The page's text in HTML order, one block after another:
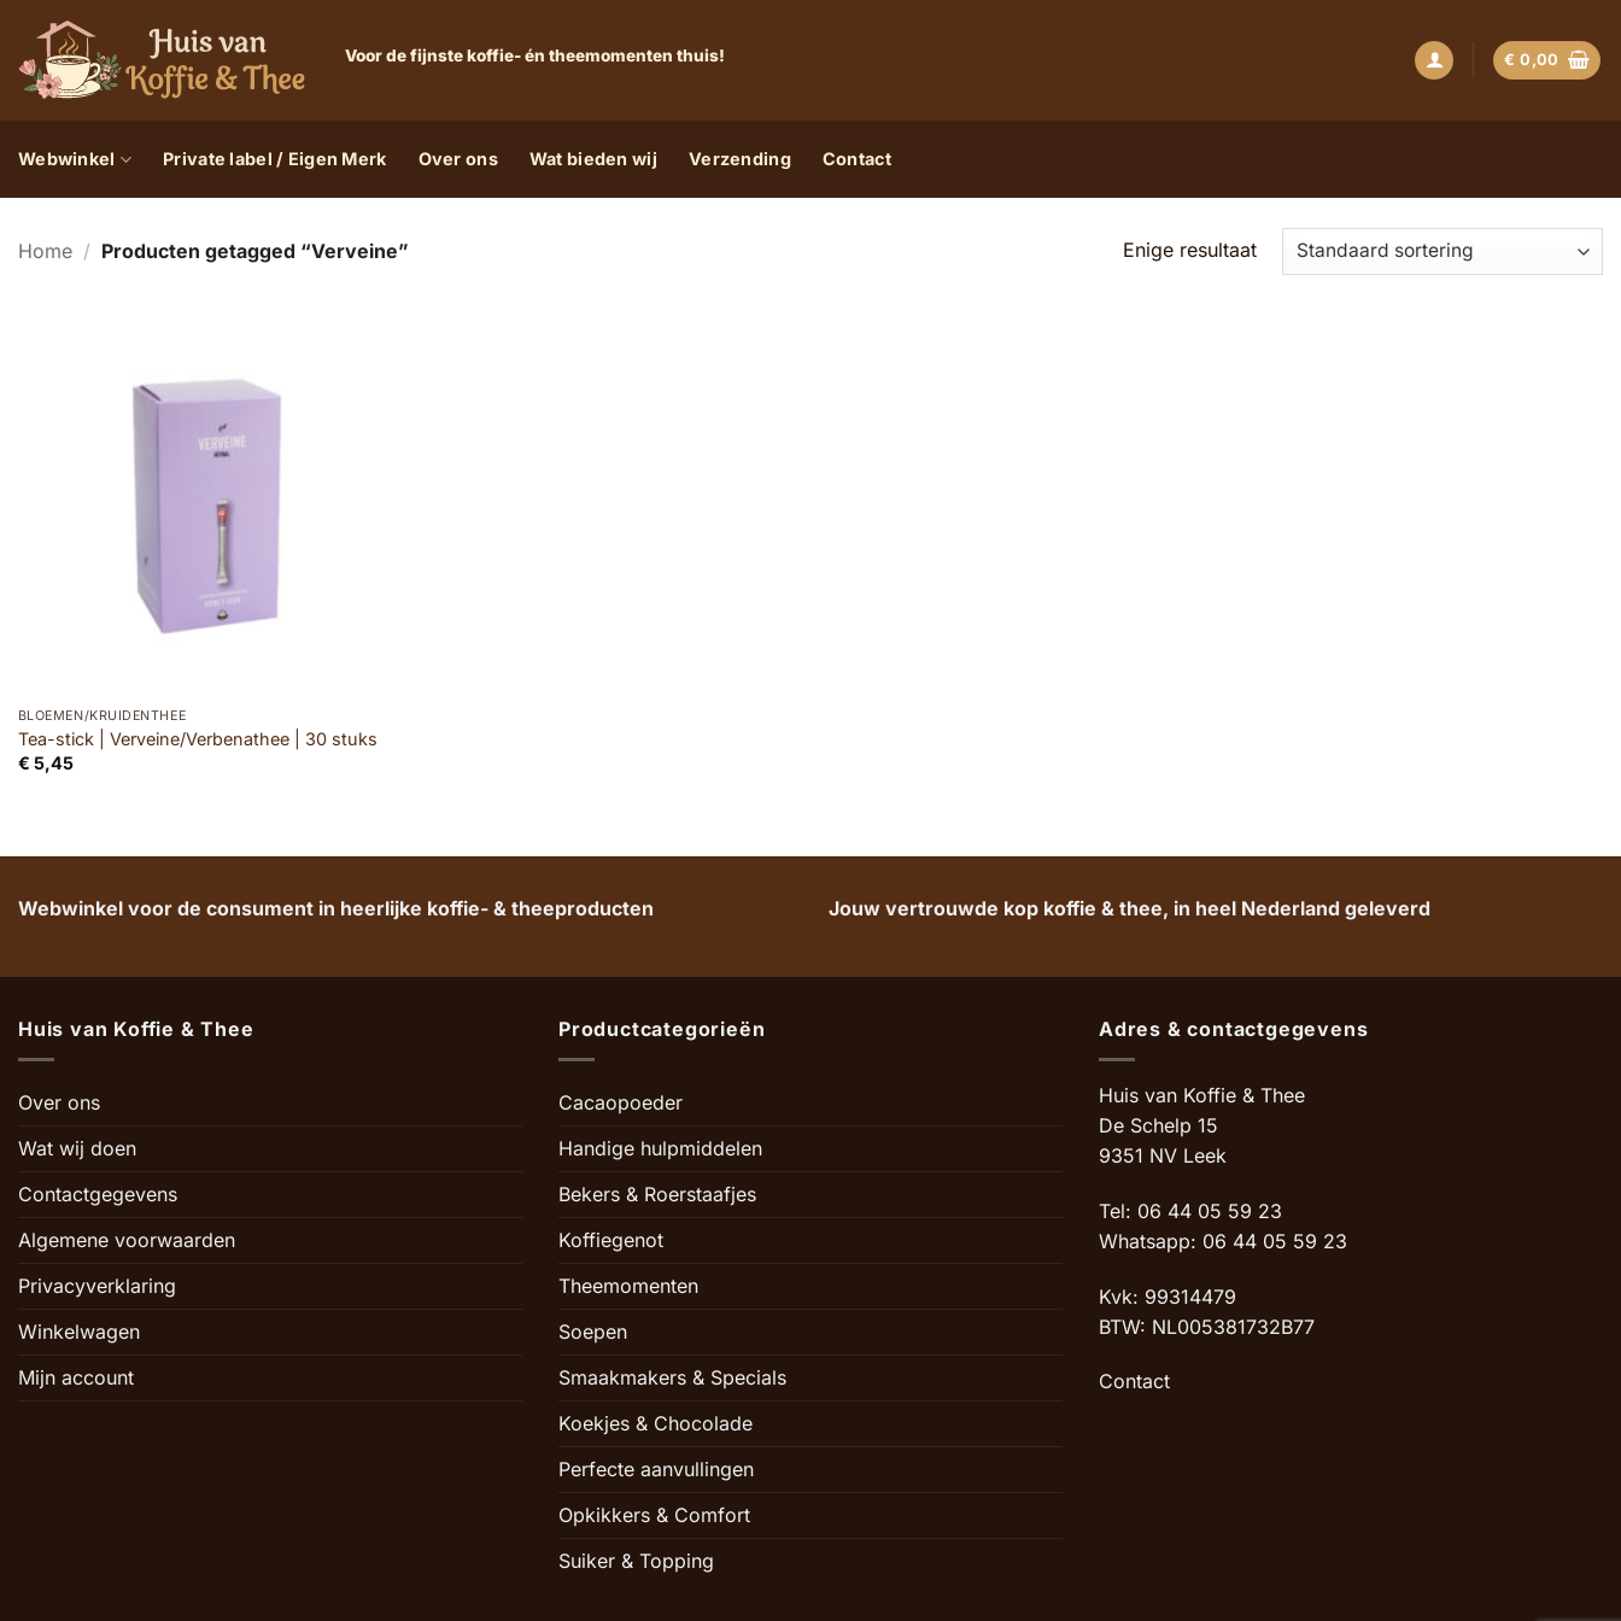
naar
inhoud
Voor de fijnste koffie- én theemomenten thuis! € 0,00
Webwinkel Private label / Eigen Merk Over ons Wat bieden wij Verzending Contact
Home / Producten getagged “Verveine” Enige resultaat
BLOEMEN/KRUIDENTHEE
Tea-stick | Verveine/Verbenathee | 30 stuks
€ 5,45
Webwinkel voor de consument in heerlijke koffie- & theeproducten Jouw vertrouwde kop koffie & thee, in heel Nederland geleverd
Huis van Koffie & Thee
Over ons
Wat wij doen
Contactgegevens
Algemene voorwaarden
Privacyverklaring
Winkelwagen
Mijn account
Productcategorieën
Cacaopoeder
Handige hulpmiddelen
Bekers & Roerstaafjes
Koffiegenot
Theemomenten
Soepen
Smaakmakers & Specials
Koekjes & Chocolade
Perfecte aanvullingen
Opkikkers & Comfort
Suiker & Topping
Adres & contactgegevens
Huis van Koffie & Thee
De Schelp 15
9351 NV Leek
Tel: 06 44 05 59 23
Whatsapp: 06 44 05 59 23
Kvk: 99314479
BTW: NL005381732B77
Contact